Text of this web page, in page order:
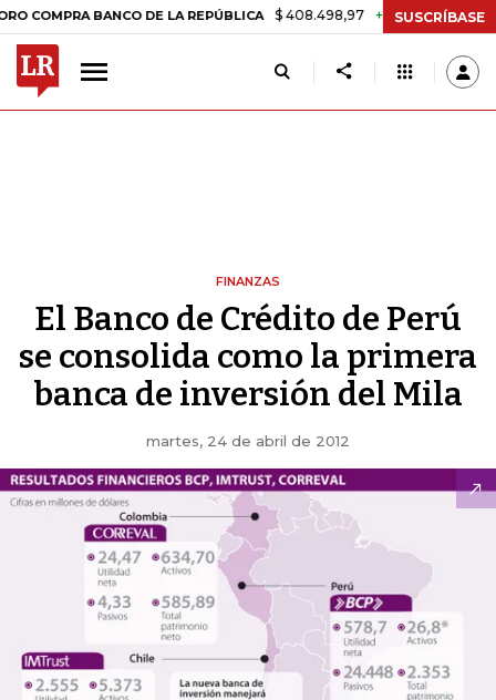
BANCO DE LA REPÚBLICA $ 408.498,97 +$ 8.753,81 +2,19%
SUSCRÍBASE
FINANZAS
El Banco de Crédito de Perú
se consolida como la primera
banca de inversión del Mila
martes, 24 de abril de 2012